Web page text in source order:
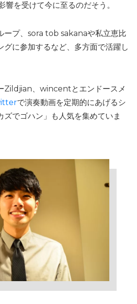
響を受けて今に至るのだそう。
ープ、sora tob sakanaや私立恵比
グに参加するなど、多方面で活躍し
Zildjian、wincentとエンドースメ
で演奏動画を定期的にあげるシ
ズでゴハン」も人気を集めていま